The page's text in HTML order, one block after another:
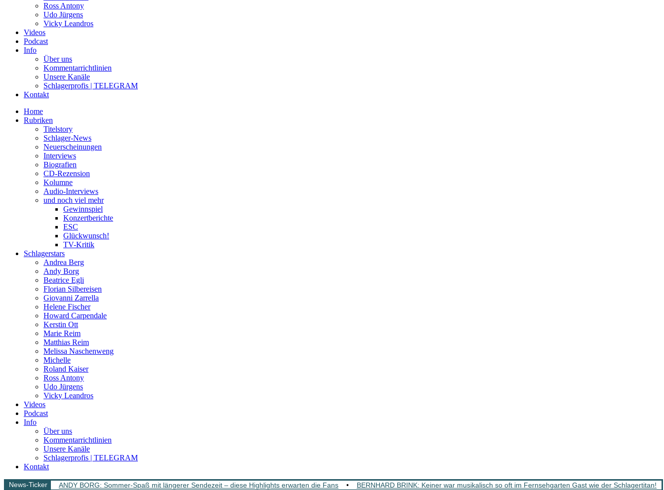
Ross Antony
Udo Jürgens
Vicky Leandros
Videos
Podcast
Info
Über uns
Kommentarrichtlinien
Unsere Kanäle
Schlagerprofis | TELEGRAM
Kontakt
Home
Rubriken
Titelstory
Schlager-News
Neuerscheinungen
Interviews
Biografien
CD-Rezension
Kolumne
Audio-Interviews
und noch viel mehr
Gewinnspiel
Konzertberichte
ESC
Glückwunsch!
TV-Kritik
Schlagerstars
Andrea Berg
Andy Borg
Beatrice Egli
Florian Silbereisen
Giovanni Zarrella
Helene Fischer
Howard Carpendale
Kerstin Ott
Marie Reim
Matthias Reim
Melissa Naschenweng
Michelle
Roland Kaiser
Ross Antony
Udo Jürgens
Vicky Leandros
Videos
Podcast
Info
Über uns
Kommentarrichtlinien
Unsere Kanäle
Schlagerprofis | TELEGRAM
Kontakt
News-Ticker ANDY BORG: Sommer-Spaß mit längerer Sendezeit – diese Highlights erwarten die Fans • BERNHARD BRINK: Keiner war musikalisch so oft im Fernsehgarten Gast wie der Schlagertitan!